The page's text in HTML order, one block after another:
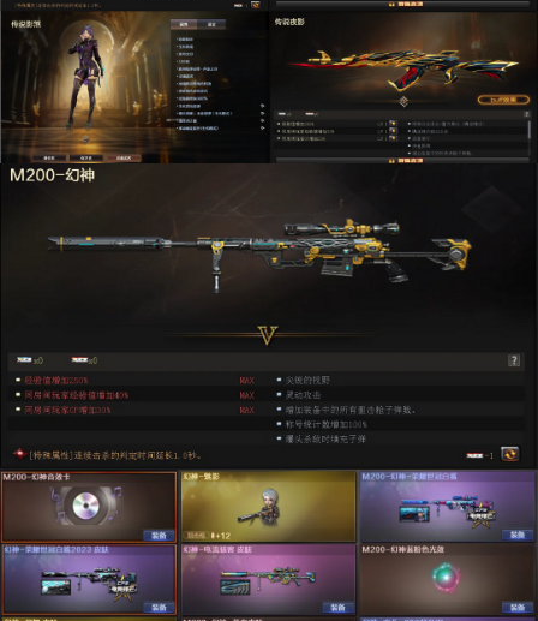
平台严禁向未成年人提供游戏账号租售服务，请勿
将账号密码分享给未成年人
立即租赁